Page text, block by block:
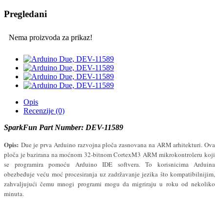
Pregledani
Nema proizvoda za prikaz!
Opis
Recenzije (0)
SparkFun Part Number: DEV-11589
Opis: Due je prva Arduino razvojna ploča zasnovana na ARM arhitekturi. Ova
ploča je bazirana na moćnom 32-bitnom CortexM3 ARM mikrokontroleru koji
se programira pomoću Arduino IDE softvera. To korisnicima Arduina
obezbeđuje veću moć procesiranja uz zadržavanje jezika što kompatibilnijim,
zahvaljujući čemu mnogi programi mogu da migriraju u roku od nekoliko
minuta.